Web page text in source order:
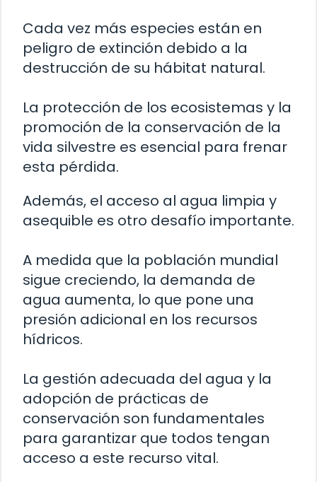
Cada vez más especies están en
peligro de extinción debido a la
destrucción de su hábitat natural.
La protección de los ecosistemas y la
promoción de la conservación de la
vida silvestre es esencial para frenar
esta pérdida.
Además, el acceso al agua limpia y
asequible es otro desafío importante.
A medida que la población mundial
sigue creciendo, la demanda de
agua aumenta, lo que pone una
presión adicional en los recursos
hídricos.
La gestión adecuada del agua y la
adopción de prácticas de
conservación son fundamentales
para garantizar que todos tengan
acceso a este recurso vital.